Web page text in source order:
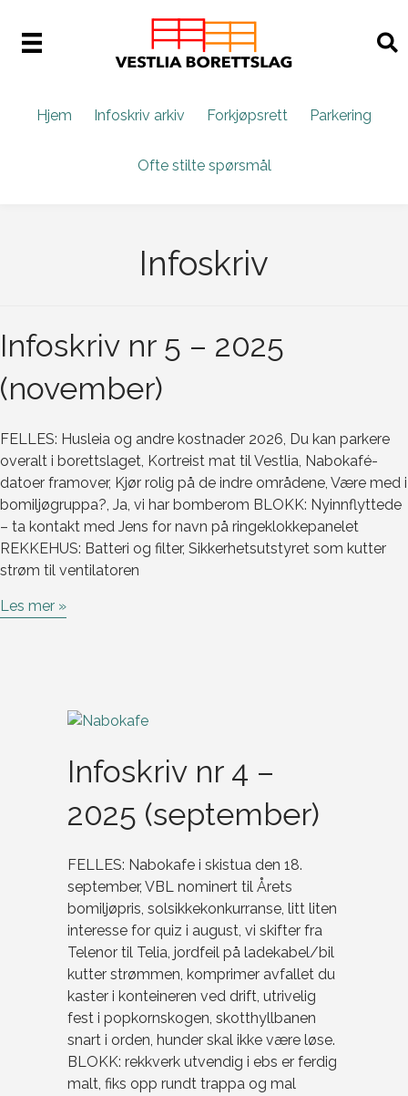
Hjem Infoskriv arkiv Forkjøpsrett Parkering
Ofte stilte spørsmål
Infoskriv
Infoskriv nr 5 – 2025
(november)
FELLES: Husleia og andre kostnader 2026, Du kan parkere
overalt i borettslaget, Kortreist mat til Vestlia, Nabokafé-
datoer framover, Kjør rolig på de indre områdene, Være med i
bomiljøgruppa?, Ja, vi har bomberom BLOKK: Nyinnflyttede
– ta kontakt med Jens for navn på ringeklokkepanelet
REKKEHUS: Batteri og filter, Sikkerhetsutstyret som kutter
strøm til ventilatoren
Les mer »
Infoskriv nr 4 –
2025 (september)
FELLES: Nabokafe i skistua den 18.
september, VBL nominert til Årets
bomiljøpris, solsikkekonkurranse, litt liten
interesse for quiz i august, vi skifter fra
Telenor til Telia, jordfeil på ladekabel/bil
kutter strømmen, komprimer avfallet du
kaster i konteineren ved drift, utrivelig
fest i popkornskogen, skotthyllbanen
snart i orden, hunder skal ikke være løse.
BLOKK: rekkverk utvendig i ebs er ferdig
malt, fiks opp rundt trappa og mal